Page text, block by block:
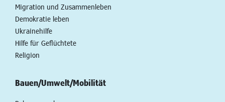
Migration und Zusammenleben
Demokratie leben
Ukrainehilfe
Hilfe für Geflüchtete
Religion
Bauen/Umwelt/Mobilität